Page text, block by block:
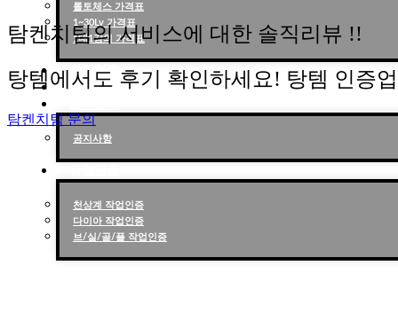
롤토체스 가격표
1~30Lv 가격표
1대1강의 가격표
작업현황
작업후기
공지사항
천상계 작업인증
다이아 작업인증
브/실/골/플 작업인증
탐켄치팀의 서비스에 대한 솔직리뷰 !!
탕템에서도 후기 확인하세요! 탕템 인증
탐켄치팀 문의